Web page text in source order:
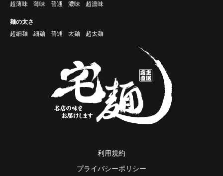
超薄味
薄味 普通 濃味 超濃味
麺の太さ
超細麺
細麺 普通 太麺 超太麺
利用規約
プライバシーポリシー